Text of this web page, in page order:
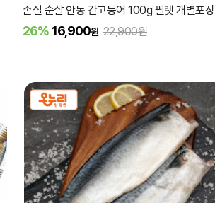
손질 순살 안동 간고등어 100g 필렛 개별포장
26% 16,900원 22,900원